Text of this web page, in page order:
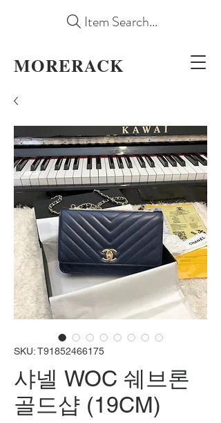
MORERACK
Item Search...
SKU: T91852466175
샤넬 WOC 쉐브론
골드샵 (19CM)